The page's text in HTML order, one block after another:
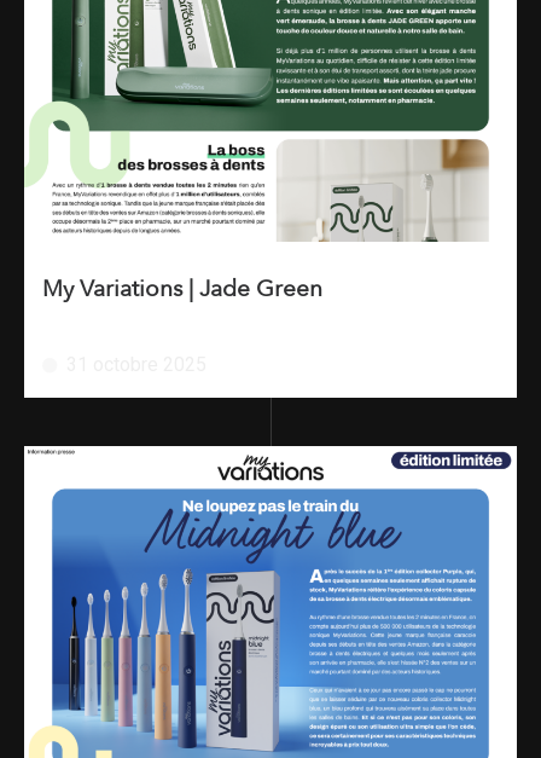
My Variations | Jade Green